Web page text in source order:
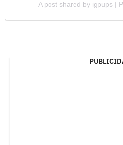
A post shared by igpups |